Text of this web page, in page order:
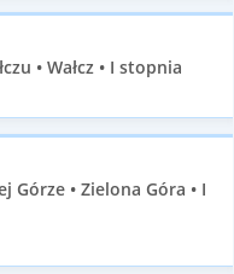
• Wałcz • I stopnia
• Zielona Góra • I